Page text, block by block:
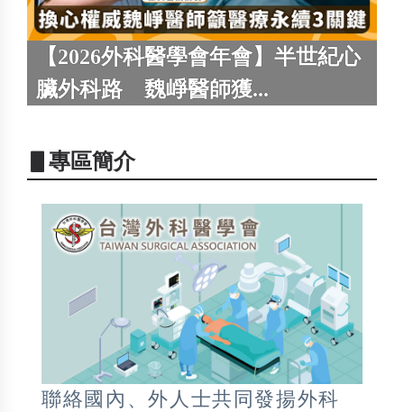
【2026外科醫學會年會】半世紀心
臟外科路 魏崢醫師獲...
▋專區簡介
聯絡國內、外人士共同發揚外科